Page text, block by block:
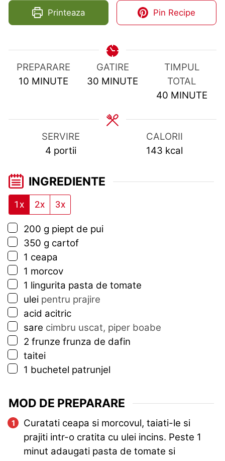
Printeaza Pin Recipe
PREPARARE
10MINUTES
MINUTE
GATIRE
30 MINUTES
MINUTE
TIMPUL
TOTAL
40 MINUTES
MINUTE
SERVIRE
4 portii
CALORII
143 kcal
INGREDIENTE
1x 2x 3x
▢
200 g piept de pui
▢
350 g cartof
▢
1 ceapa
▢
1 morcov
▢
1 lingurita pasta de tomate
▢
ulei pentru prajire
▢
acid acitric
▢
sare cimbru uscat, piper boabe
▢
2 frunze frunza de dafin
▢
taitei
▢
1 buchetel patrunjel
MOD DE PREPARARE
Curatati ceapa si morcovul, taiati-le si
prajiti intr-o cratita cu ulei incins. Peste 1
minut adaugati pasta de tomate si